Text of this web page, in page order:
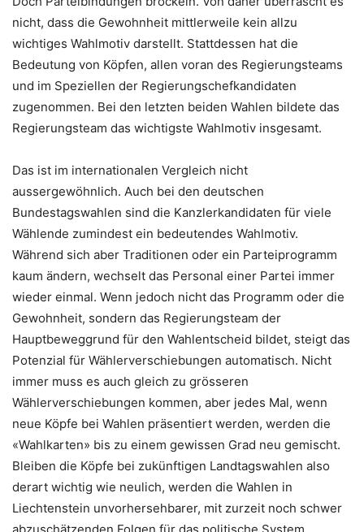
nicht, dass die Gewohnheit mittlerweile kein allzu
wichtiges Wahlmotiv darstellt. Stattdessen hat die
Bedeutung von Köpfen, allen voran des Regierungsteams
und im Speziellen der Regierungschefkandidaten
zugenommen. Bei den letzten beiden Wahlen bildete das
Regierungsteam das wichtigste Wahlmotiv insgesamt.
Das ist im internationalen Vergleich nicht
aussergewöhnlich. Auch bei den deutschen
Bundestagswahlen sind die Kanzlerkandidaten für viele
Wählende zumindest ein bedeutendes Wahlmotiv.
Während sich aber Traditionen oder ein Parteiprogramm
kaum ändern, wechselt das Personal einer Partei immer
wieder einmal. Wenn jedoch nicht das Programm oder die
Gewohnheit, sondern das Regierungsteam der
Hauptbeweggrund für den Wahlentscheid bildet, steigt das
Potenzial für Wählerverschiebungen automatisch. Nicht
immer muss es auch gleich zu grösseren
Wählerverschiebungen kommen, aber jedes Mal, wenn
neue Köpfe bei Wahlen präsentiert werden, werden die
«Wahlkarten» bis zu einem gewissen Grad neu gemischt.
Bleiben die Köpfe bei zukünftigen Landtagswahlen also
derart wichtig wie neulich, werden die Wahlen in
Liechtenstein unvorhersehbarer, mit zurzeit noch schwer